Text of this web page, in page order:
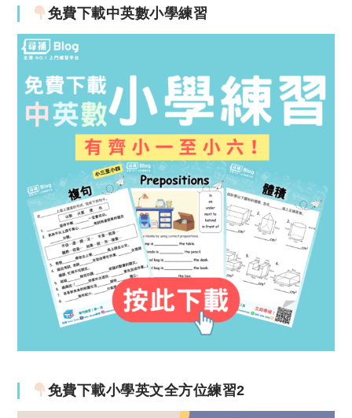
免費下載中英數小學練習
免費下載小學英文全方位練習2